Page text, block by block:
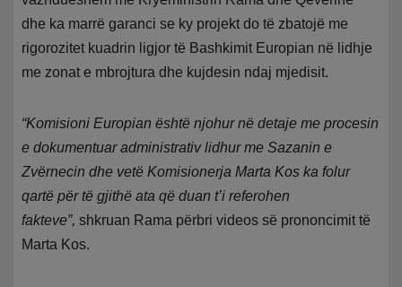
dhe ka marrë garanci se ky projekt do të zbatojë me
rigorozitet kuadrin ligjor të Bashkimit Europian në lidhje
me zonat e mbrojtura dhe kujdesin ndaj mjedisit.
“Komisioni Europian është njohur në detaje me procesin
e dokumentuar administrativ lidhur me Sazanin e
Zvërnecin dhe vetë Komisionerja Marta Kos ka folur
qartë për të gjithë ata që duan t’i referohen
fakteve”, shkruan Rama përbri videos së prononcimit të
Marta Kos.